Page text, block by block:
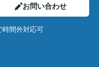
お問い合わせ
間外対応可